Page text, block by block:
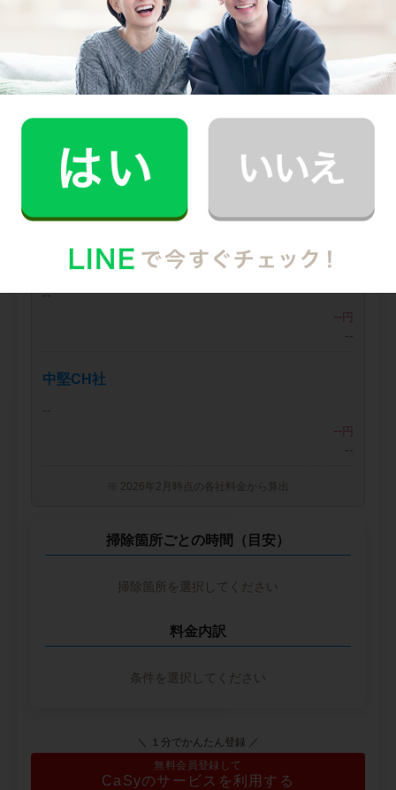
お見積り内容
ご利用時間 0
0
他社との比較
業界大手B社
--
-- 円
--
中堅CH社
--
-- 円
--
※ 2026年2月時点の各社料金から算出
掃除箇所ごとの時間（目安）
掃除箇所を選択してください
料金内訳
条件を選択してください
＼ １分でかんたん登録 ／
無料会員登録して
CaSyのサービスを利用する